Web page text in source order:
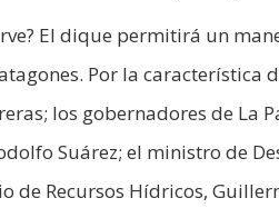
El dique permitirá un
Por la
los gobernadores de La
Suárez; el ministro de
de Recursos Hídricos,